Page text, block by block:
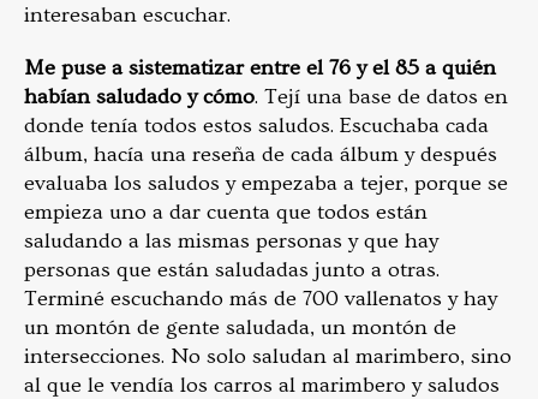
interesaban escuchar.
Me puse a sistematizar entre el 76 y el 85 a quién
habían saludado y cómo. Tejí una base de datos en
donde tenía todos estos saludos. Escuchaba cada
álbum, hacía una reseña de cada álbum y después
evaluaba los saludos y empezaba a tejer, porque se
empieza uno a dar cuenta que todos están
saludando a las mismas personas y que hay
personas que están saludadas junto a otras.
Terminé escuchando más de 700 vallenatos y hay
un montón de gente saludada, un montón de
intersecciones. No solo saludan al marimbero, sino
al que le vendía los carros al marimbero y saludos